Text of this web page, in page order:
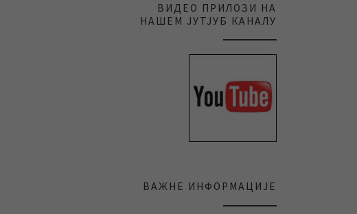
ВИДЕО ПРИЛОЗИ НА
НАШЕМ ЈУТЈУБ КАНАЛУ
ВАЖНЕ ИНФОРМАЦИЈЕ